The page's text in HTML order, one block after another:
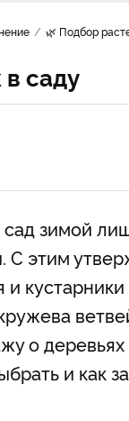
🌿 Подбор
саду
зимой
С этим
о
и как